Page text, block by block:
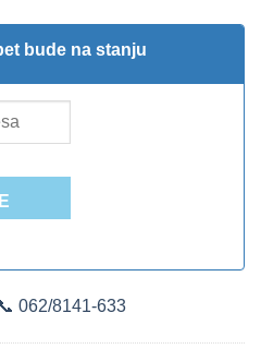
bude na stanju
📞 062/8141-633